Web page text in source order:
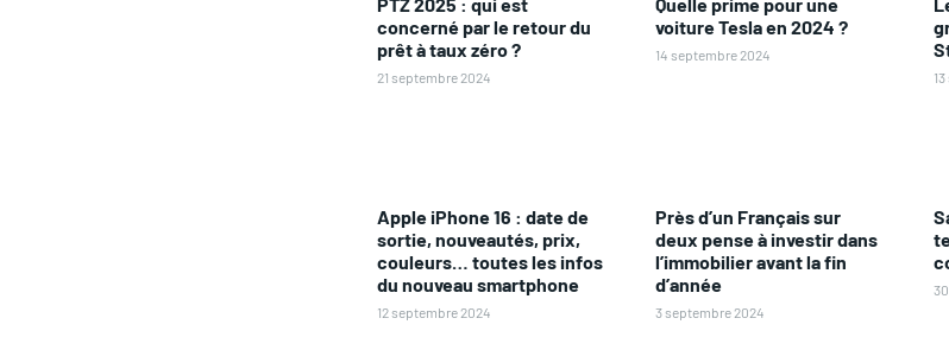
concerné par le retour du
prêt à taux zéro ?
21 septembre 2024
voiture Tesla en 2024 ?
14 septembre 2024
Apple iPhone 16 : date de
sortie, nouveautés, prix,
couleurs… toutes les infos
du nouveau smartphone
12 septembre 2024
Près d’un Français sur
deux pense à investir dans
l’immobilier avant la fin
d’année
3 septembre 2024